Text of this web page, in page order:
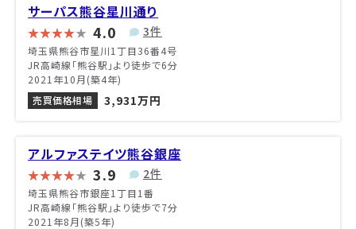
サーパス熊谷星川通り
4.0 3件
埼玉県熊谷市星川1丁目36番4号
JR高崎線「熊谷駅」より徒歩で6分
2021年10月(築4年)
売買価格相場
3,931万円
アルファステイツ熊谷銀座
3.9 2件
埼玉県熊谷市銀座1丁目1番
JR高崎線「熊谷駅」より徒歩で7分
2021年8月(築5年)